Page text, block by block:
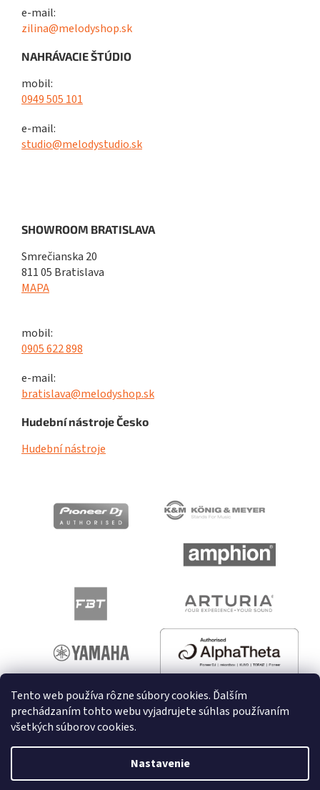
Tento web používa rôzne súbory cookies. Ďalším
prechádzaním tohto webu vyjadrujete súhlas používaním
všetkých súborov cookies.
Nastavenie
e-mail:
zilina@melodyshop.sk
NAHRÁVACIE ŠTÚDIO
mobil:
0949 505 101
e-mail:
studio@melodystudio.sk
SHOWROOM BRATISLAVA
Smrečianska 20
811 05 Bratislava
MAPA
mobil:
0905 622 898
e-mail:
bratislava@melodyshop.sk
Hudební nástroje Česko
Hudební nástroje
Vytvoril Shoptet